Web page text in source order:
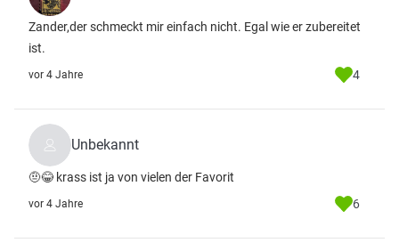
Zander,der schmeckt mir einfach nicht. Egal wie er zubereitet
ist.
vor 4 Jahre 4
Unbekannt
🤨😂 krass ist ja von vielen der Favorit
vor 4 Jahre 6